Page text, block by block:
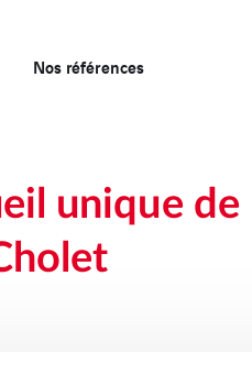
Nos références
unique de